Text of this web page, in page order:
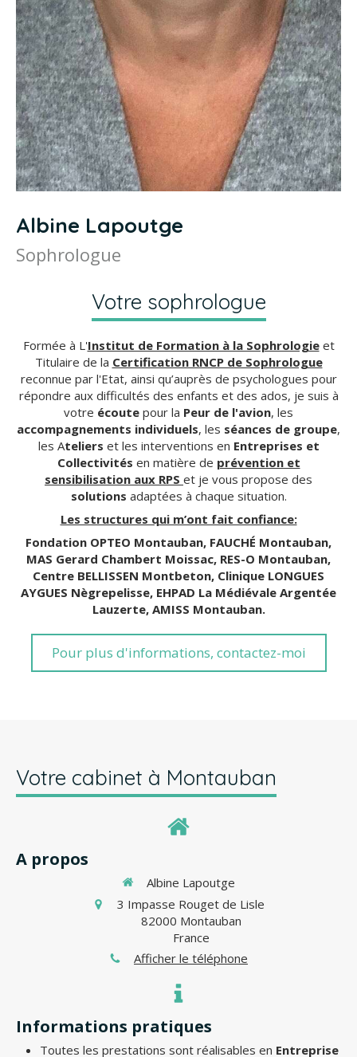
Albine Lapoutge
Sophrologue
Votre sophrologue
Formée à L'Institut de Formation à la Sophrologieet
Titulaire de la Certification RNCP de Sophrologue
reconnue par l'Etat, ainsi qu’auprès de psychologues pour
répondre aux difficultés des enfants et des ados, je suis à
votre écoute pour la Peur de l'avion, les
accompagnements individuels, les séances de groupe,
les Ateliers et les interventions en Entreprises et
Collectivités en matière de prévention et
sensibilisation aux RPS et je vous propose des
solutions adaptées à chaque situation.
Les structures qui m’ont fait confiance:
Fondation OPTEO Montauban, FAUCHÉ Montauban,
MAS Gerard Chambert Moissac, RES-O Montauban,
Centre BELLISSEN Montbeton, Clinique LONGUES
AYGUES Nègrepelisse, EHPAD La Médiévale Argentée
Lauzerte, AMISS Montauban.
Pour plus d'informations, contactez-moi
Votre cabinet à Montauban
A propos
Albine Lapoutge
3 Impasse Rouget de Lisle
82000 Montauban
France
Afficher le téléphone
Informations pratiques
Toutes les prestations sont réalisables en Entreprise